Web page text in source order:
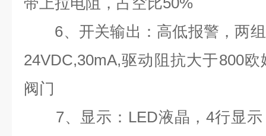
6、开关输出：高低报警，两组
24VDC,30mA,驱动阻抗大于800
阀门
7、显示：LED液晶，4行显示